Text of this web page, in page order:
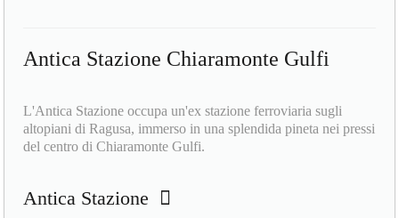
Antica Stazione Chiaramonte Gulfi
L'Antica Stazione occupa un'ex stazione ferroviaria sugli
altopiani di Ragusa, immerso in una splendida pineta nei pressi
del centro di Chiaramonte Gulfi.
Antica Stazione